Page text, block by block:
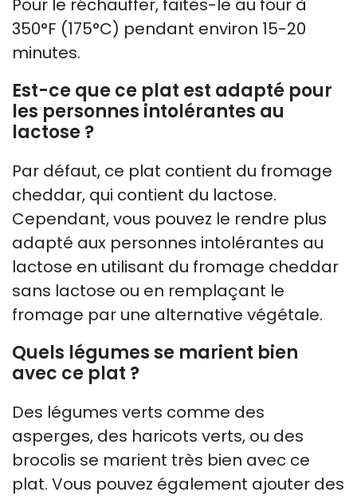
Pour le réchauffer, faites-le au four à
350°F (175°C) pendant environ 15-20
minutes.
Est-ce que ce plat est adapté pour
les personnes intolérantes au
lactose ?
Par défaut, ce plat contient du fromage
cheddar, qui contient du lactose.
Cependant, vous pouvez le rendre plus
adapté aux personnes intolérantes au
lactose en utilisant du fromage cheddar
sans lactose ou en remplaçant le
fromage par une alternative végétale.
Quels légumes se marient bien
avec ce plat ?
Des légumes verts comme des
asperges, des haricots verts, ou des
brocolis se marient très bien avec ce
plat. Vous pouvez également ajouter des